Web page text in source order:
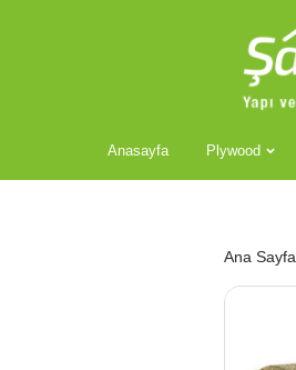
Anasayfa Plywood
Ana Sayfa